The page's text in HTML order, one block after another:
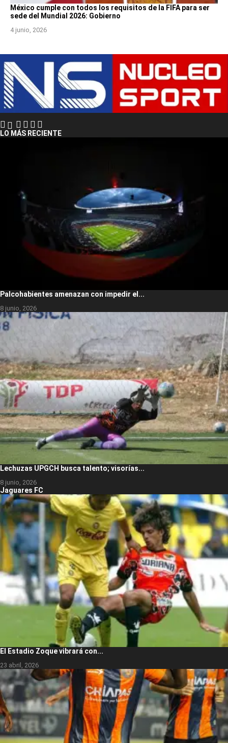
México cumple con todos los requisitos de la FIFA para ser
sede del Mundial 2026: Gobierno
4 junio, 2026
LO MÁS RECIENTE
Palcohabientes amenazan con impedir el...
8 junio, 2026
Lechuzas UPGCH busca talento; visorías...
8 junio, 2026
Jaguares FC
El Estadio Zoque vibrará con...
23 abril, 2026